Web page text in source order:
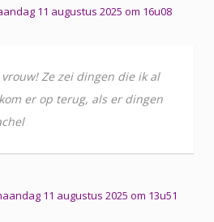
11 augustus 2025 om 16u08
Ze zei dingen die ik al
er op terug, als er dingen
11 augustus 2025 om 13u51